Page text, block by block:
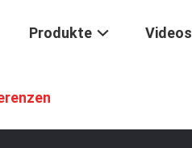
Produkte Videos